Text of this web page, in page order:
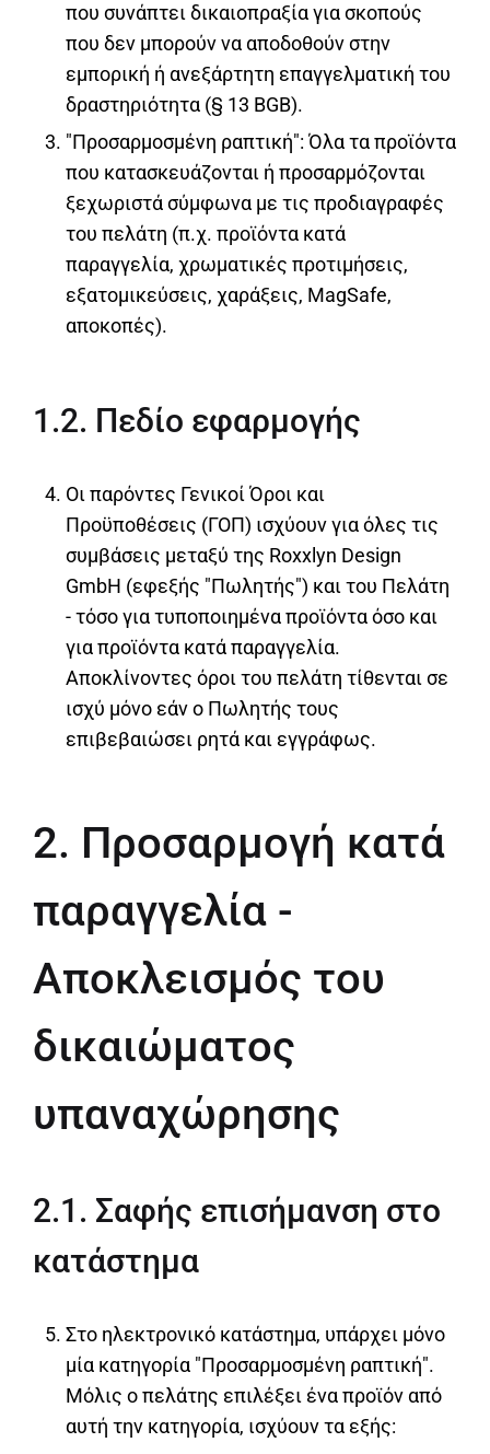
που συνάπτει δικαιοπραξία για σκοπούς
που δεν μπορούν να αποδοθούν στην
εμπορική ή ανεξάρτητη επαγγελματική του
δραστηριότητα (§ 13 BGB).
"Προσαρμοσμένη ραπτική": Όλα τα προϊόντα
που κατασκευάζονται ή προσαρμόζονται
ξεχωριστά σύμφωνα με τις προδιαγραφές
του πελάτη (π.χ. προϊόντα κατά
παραγγελία, χρωματικές προτιμήσεις,
εξατομικεύσεις, χαράξεις, MagSafe,
αποκοπές).
1.2. Πεδίο εφαρμογής
Οι παρόντες Γενικοί Όροι και
Προϋποθέσεις (ΓΟΠ) ισχύουν για όλες τις
συμβάσεις μεταξύ της Roxxlyn Design
GmbH (εφεξής "Πωλητής") και του Πελάτη
- τόσο για τυποποιημένα προϊόντα όσο και
για προϊόντα κατά παραγγελία.
Αποκλίνοντες όροι του πελάτη τίθενται σε
ισχύ μόνο εάν ο Πωλητής τους
επιβεβαιώσει ρητά και εγγράφως.
2. Προσαρμογή κατά
παραγγελία -
Αποκλεισμός του
δικαιώματος
υπαναχώρησης
2.1. Σαφής επισήμανση στο
κατάστημα
Στο ηλεκτρονικό κατάστημα, υπάρχει μόνο
μία κατηγορία "Προσαρμοσμένη ραπτική".
Μόλις ο πελάτης επιλέξει ένα προϊόν από
αυτή την κατηγορία, ισχύουν τα εξής: